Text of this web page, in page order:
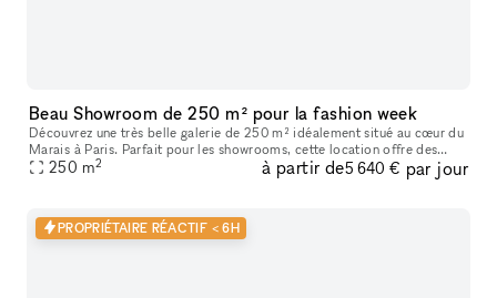
Beau Showroom de 250 m² pour la fashion week
Découvrez une très belle galerie de 250 m² idéalement situé au cœur du
Marais à Paris. Parfait pour les showrooms, cette location offre des
caractéristiques uniques telles que de hauts plafonds, des
250 m2 à partir de5 640 € par jour
PROPRIÉTAIRE RÉACTIF < 6H